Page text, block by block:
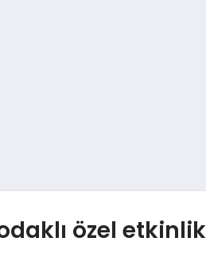
özel etkinlik